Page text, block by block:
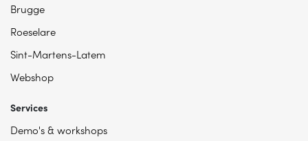
Brugge
Roeselare
Sint-Martens-Latem
Webshop
Services
Demo's & workshops